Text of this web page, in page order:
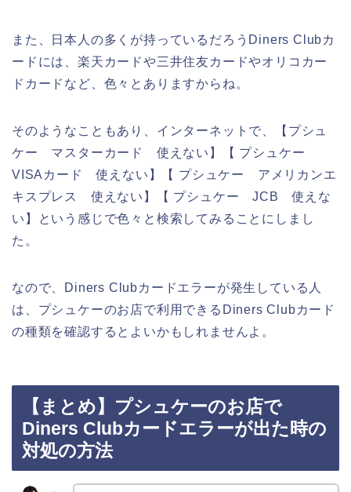
また、日本人の多くが持っているだろうDiners Clubカ
ードには、楽天カードや三井住友カードやオリコカー
ドカードなど、色々とありますからね。
そのようなこともあり、インターネットで、【プシュ
ケー マスターカード 使えない】【 プシュケー
VISAカード 使えない】【 プシュケー アメリカンエ
キスプレス 使えない】【 プシュケー JCB 使えな
い】という感じで色々と検索してみることにしまし
た。
なので、Diners Clubカードエラーが発生している人
は、プシュケーのお店で利用できるDiners Clubカード
の種類を確認するとよいかもしれませんよ。
【まとめ】プシュケーのお店で
Diners Clubカードエラーが出た時の
対処の方法